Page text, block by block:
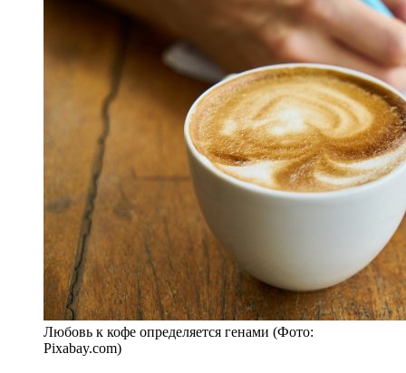
Любовь к кофе определяется генами (Фото:
Pixabay.com)